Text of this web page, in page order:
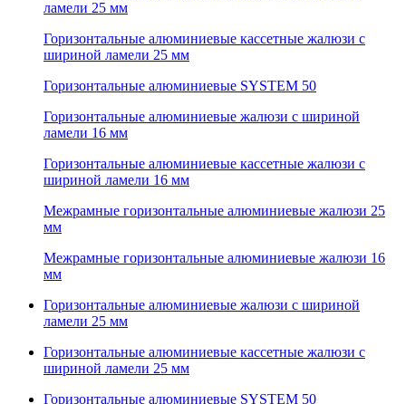
ламели 25 мм
Горизонтальные алюминиевые кассетные жалюзи с
шириной ламели 25 мм
Горизонтальные алюминиевые SYSTEM 50
Горизонтальные алюминиевые жалюзи с шириной
ламели 16 мм
Горизонтальные алюминиевые кассетные жалюзи с
шириной ламели 16 мм
Межрамные горизонтальные алюминиевые жалюзи 25
мм
Межрамные горизонтальные алюминиевые жалюзи 16
мм
Горизонтальные алюминиевые жалюзи с шириной
ламели 25 мм
Горизонтальные алюминиевые кассетные жалюзи с
шириной ламели 25 мм
Горизонтальные алюминиевые SYSTEM 50